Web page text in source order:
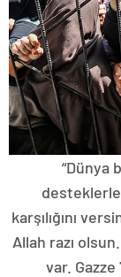
“Dünya
karşılığını
Allah razı
var. Gazze